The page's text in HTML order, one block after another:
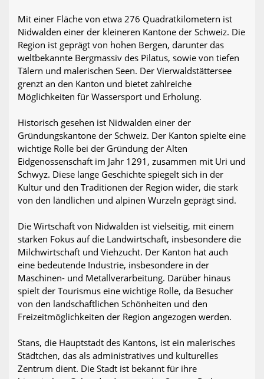
Mit einer Fläche von etwa 276 Quadratkilometern ist
Nidwalden einer der kleineren Kantone der Schweiz. Die
Region ist geprägt von hohen Bergen, darunter das
weltbekannte Bergmassiv des Pilatus, sowie von tiefen
Tälern und malerischen Seen. Der Vierwaldstättersee
grenzt an den Kanton und bietet zahlreiche
Möglichkeiten für Wassersport und Erholung.
Historisch gesehen ist Nidwalden einer der
Gründungskantone der Schweiz. Der Kanton spielte eine
wichtige Rolle bei der Gründung der Alten
Eidgenossenschaft im Jahr 1291, zusammen mit Uri und
Schwyz. Diese lange Geschichte spiegelt sich in der
Kultur und den Traditionen der Region wider, die stark
von den ländlichen und alpinen Wurzeln geprägt sind.
Die Wirtschaft von Nidwalden ist vielseitig, mit einem
starken Fokus auf die Landwirtschaft, insbesondere die
Milchwirtschaft und Viehzucht. Der Kanton hat auch
eine bedeutende Industrie, insbesondere in der
Maschinen- und Metallverarbeitung. Darüber hinaus
spielt der Tourismus eine wichtige Rolle, da Besucher
von den landschaftlichen Schönheiten und den
Freizeitmöglichkeiten der Region angezogen werden.
Stans, die Hauptstadt des Kantons, ist ein malerisches
Städtchen, das als administratives und kulturelles
Zentrum dient. Die Stadt ist bekannt für ihre